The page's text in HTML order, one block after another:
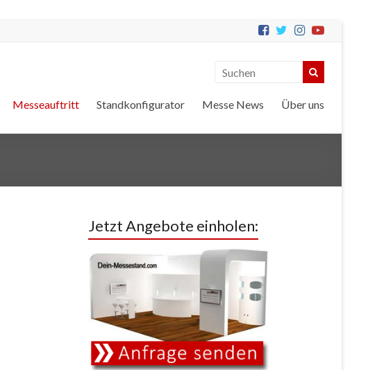
Messeauftritt Standkonfigurator Messe News Über uns
Jetzt Angebote einholen: